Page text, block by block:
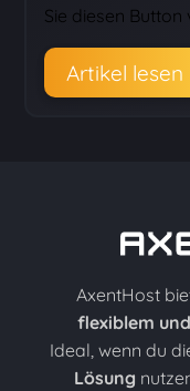
Sie diesen
Artikel lesen
AxentHost
flexiblem
Ideal, wenn du
Lösung